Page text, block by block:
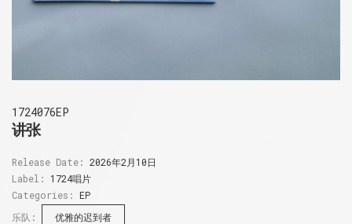
1724076EP
讲张
Release Date: 2026年2月10日
Label:
1724唱片
Categories: EP
乐队:
优雅的迟到者